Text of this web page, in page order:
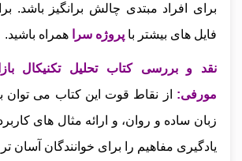
برای افراد مبتدی چالش‌ برانگیز باشد.
فایل های بیشتر با پروژه سرا همراه باشید.
نقد و بررسی کتاب تحلیل تکنیکال
مورفی:
از نقاط قوت این کتاب می‌ توان
زبان ساده و روان، و ارائه مثال‌ های
یادگیری مفاهیم را برای خوانندگان آسان‌